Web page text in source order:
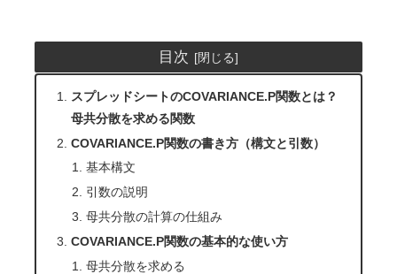
目次
スプレッドシートのCOVARIANCE.P関数とは？
母共分散を求める関数
COVARIANCE.P関数の書き方（構文と引数）
基本構文
引数の説明
母共分散の計算の仕組み
COVARIANCE.P関数の基本的な使い方
母共分散を求める